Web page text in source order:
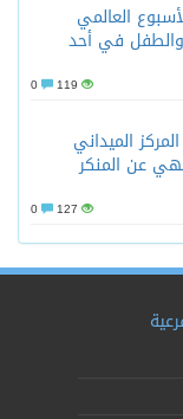
العالمي
والطفل في أحد
119
الميداني
عن المنكر
127